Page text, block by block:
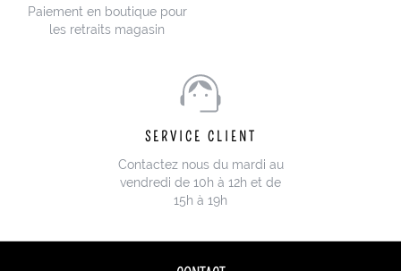
Paiement en boutique pour
les retraits magasin
SERVICE CLIENT
Contactez nous du mardi au
vendredi de 10h à 12h et de
15h à 19h